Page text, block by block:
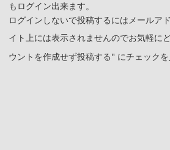
もログイン出来ます。
ログインしないで投稿するにはメールア
イト上には表示されませんのでお気軽に
ウントを作成せず投稿する" にチェックを